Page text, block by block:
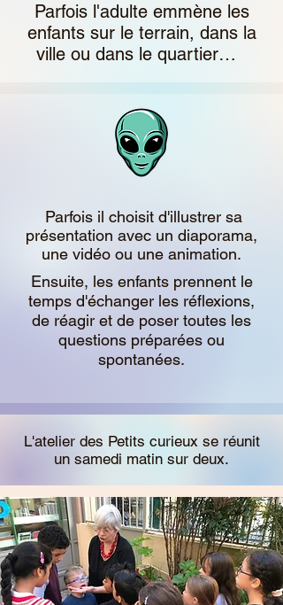
Parfois l'adulte emmène les
enfants sur le terrain, dans la
ville ou dans le quartier…
Parfois il choisit d'illustrer sa
présentation avec un diaporama,
une vidéo ou une animation.
Ensuite, les enfants prennent le
temps d'échanger les réflexions,
de réagir et de poser toutes les
questions préparées ou
spontanées.
L'atelier des Petits curieux se réunit
un samedi matin sur deux.